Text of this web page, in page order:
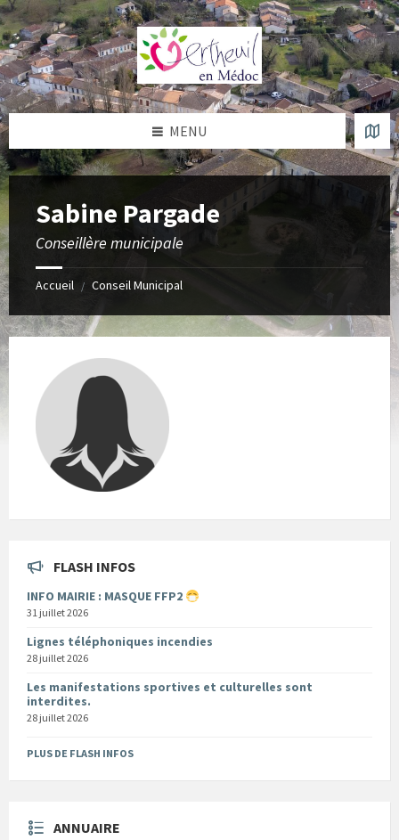
Skip
to
content
Skip
to
left
sidebar
Skip
to
footer
MENU
Sabine Pargade
Conseillère municipale
Accueil / Conseil Municipal
FLASH INFOS
INFO MAIRIE : MASQUE FFP2
31 juillet 2026
Lignes téléphoniques incendies
28 juillet 2026
Les manifestations sportives et culturelles sont
interdites.
28 juillet 2026
PLUS DE FLASH INFOS
ANNUAIRE